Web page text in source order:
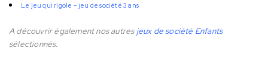
Le jeu qui rigole – jeu de société 3 ans
A découvrir également nos autresjeux de société Enfants
sélectionnés.